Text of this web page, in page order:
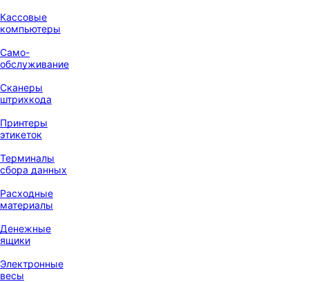
Кассовые
компьютеры
Само-
обслуживание
Сканеры
штрихкода
Принтеры
этикеток
Терминалы
сбора данных
Расходные
материалы
Денежные
ящики
Электронные
весы